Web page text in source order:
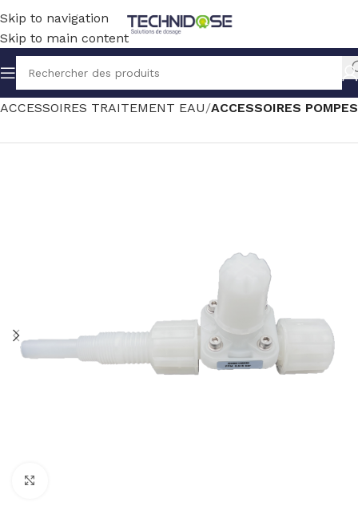
Skip to navigation
Skip to main content
Accueil TRAITEMENT EAU
ACCESSOIRES TRAITEMENT EAU ACCESSOIRES POMPES